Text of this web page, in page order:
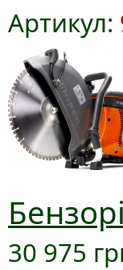
Артикул:
30 975